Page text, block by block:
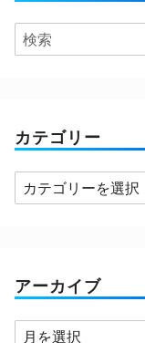
カテゴリー
カ
テ
ー
アーカイブ
ア